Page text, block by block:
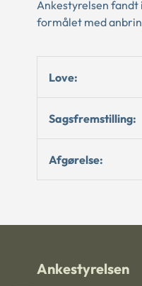
Ankestyrelsen fandt
formålet med
Love:
Sagsfremstilling:
Afgørelse:
Ankestyrelsen